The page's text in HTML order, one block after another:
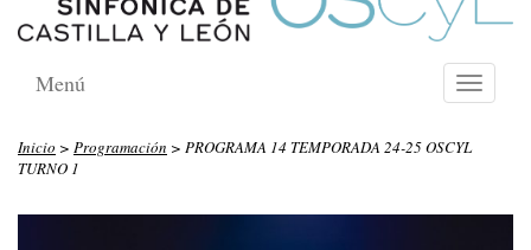
Toggle
Menú
Inicio > Programación > PROGRAMA 14 TEMPORADA 24-25 OSCYL
TURNO 1